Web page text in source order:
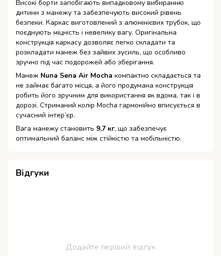
Високі борти запобігають випадковому вибиранню
дитини з манежу та забезпечують високий рівень
безпеки. Каркас виготовлений з алюмінієвих трубок, що
поєднують міцність і невелику вагу. Оригінальна
конструкція каркасу дозволяє легко складати та
розкладати манеж без зайвих зусиль, що особливо
зручно під час подорожей або зберігання.
Манеж Nuna Sena Air Mocha компактно складається та
не займає багато місця, а його продумана конструкція
робить його зручним для використання як вдома, так і в
дорозі. Стриманий колір Mocha гармонійно вписується в
сучасний інтер’єр.
Вага манежу становить 9,7 кг, що забезпечує
оптимальний баланс між стійкістю та мобільністю.
Відгуки
Додайте перший відгук